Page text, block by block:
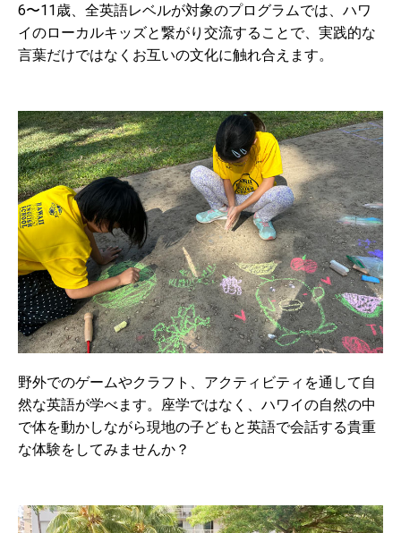
6〜11歳、全英語レベルが対象のプログラムでは、ハワ
イのローカルキッズと繋がり交流することで、実践的な
言葉だけではなくお互いの文化に触れ合えます。
野外でのゲームやクラフト、アクティビティを通して自
然な英語が学べます。座学ではなく、ハワイの自然の中
で体を動かしながら現地の子どもと英語で会話する貴重
な体験をしてみませんか？